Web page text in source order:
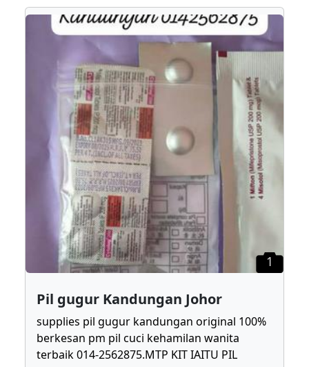
1
Pil gugur Kandungan Johor
supplies pil gugur kandungan original 100%
berkesan pm pil cuci kehamilan wanita
terbaik 014-2562875.MTP KIT IAITU PIL